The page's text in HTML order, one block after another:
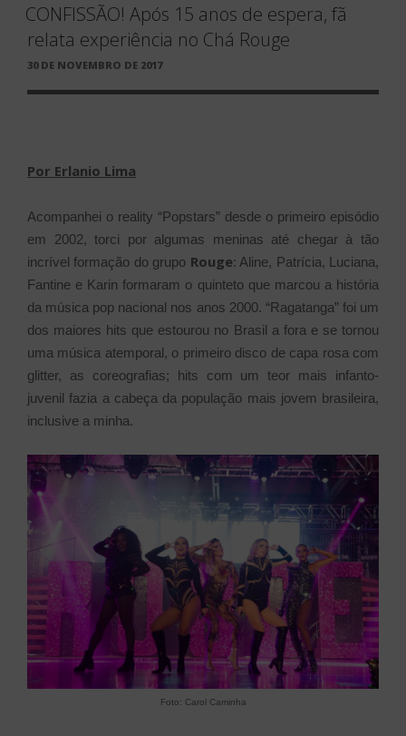
CONFISSÃO! Após 15 anos de espera, fã
relata experiência no Chá Rouge
PUBLICADO
30 DE NOVEMBRO DE 2017
Por Erlanio Lima
Acompanhei o reality “Popstars” desde o primeiro episódio
em 2002, torci por algumas meninas até chegar à tão
incrível formação do grupo Rouge: Aline, Patrícia, Luciana,
Fantine e Karin formaram o quinteto que marcou a história
da música pop nacional nos anos 2000. “Ragatanga” foi um
dos maiores hits que estourou no Brasil a fora e se tornou
uma música atemporal, o primeiro disco de capa rosa com
glitter, as coreografias; hits com um teor mais infanto-
juvenil fazia a cabeça da população mais jovem brasileira,
inclusive a minha.
Foto: Carol Caminha